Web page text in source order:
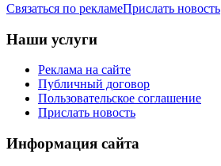
Связаться по рекламеПрислать новость
Наши услуги
Реклама на сайте
Публичный договор
Пользовательское соглашение
Прислать новость
Информация сайта